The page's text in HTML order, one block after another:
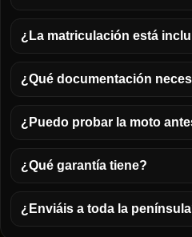
¿La matriculación está
¿Qué documentación
¿Puedo probar la moto
¿Qué garantía tiene?
¿Enviáis a toda la